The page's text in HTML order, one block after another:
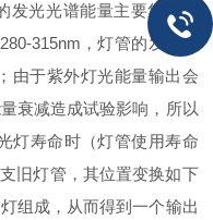
发光光谱能量主要集中在
315nm，灯管的发光光
由于紫外灯光能量输出会
衰减造成试验影响，所以
灯寿命时（灯管使用寿命
旧灯管，其位置变换如下
组成，从而得到一个输出